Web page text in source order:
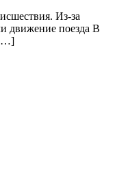
Из-за
движение поезда В
[…]